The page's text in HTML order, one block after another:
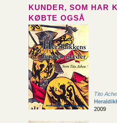
KUNDER, SOM HAR
KØBTE OGSÅ
Tito
2009